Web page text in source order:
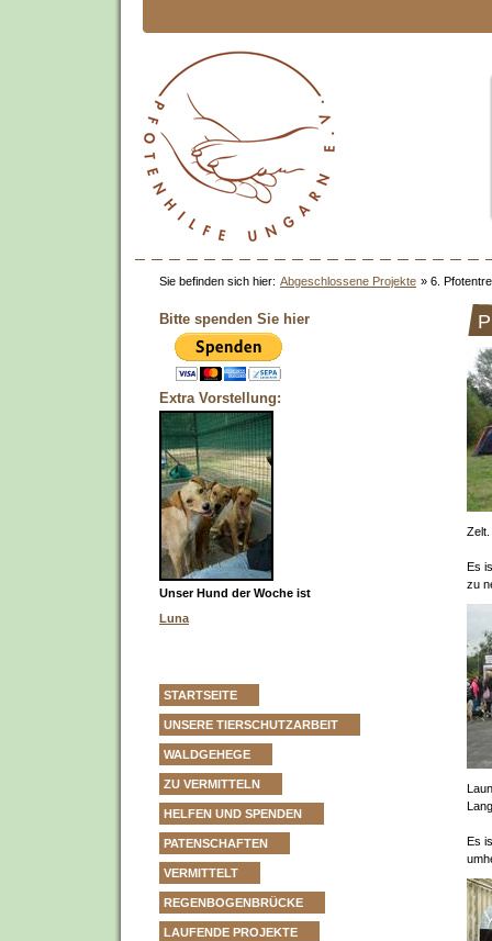
Sie befinden sich hier: Abgeschlossene Projekte » 6.
Bitte spenden Sie hier
Extra Vorstellung:
Unser Hund der Woche ist
Luna
STARTSEITE
UNSERE TIERSCHUTZARBEIT
WALDGEHEGE
ZU VERMITTELN
HELFEN UND SPENDEN
PATENSCHAFTEN
VERMITTELT
REGENBOGENBRÜCKE
LAUFENDE PROJEKTE
Zelt.
Es
zu
Es